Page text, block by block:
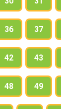
36 37
42 43
48 49